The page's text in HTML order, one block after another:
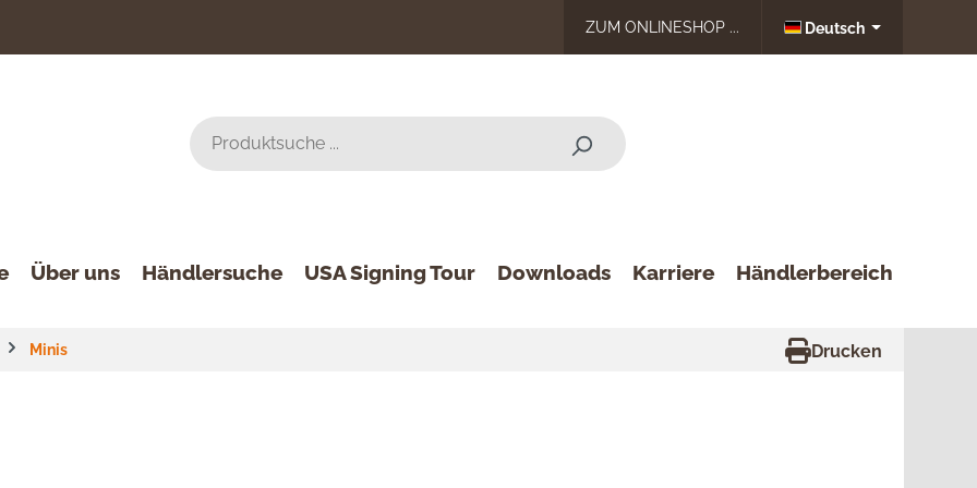
ZUM ONLINESHOP ... Deutsch
Über uns Händlersuche USA Signing Tour Downloads Karriere Händlerbereich
Minis Drucken